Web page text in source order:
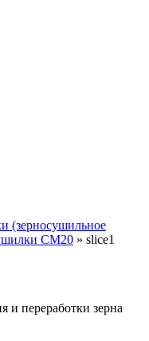
(зерносушильное
CM20 » slice1
и переработки зерна